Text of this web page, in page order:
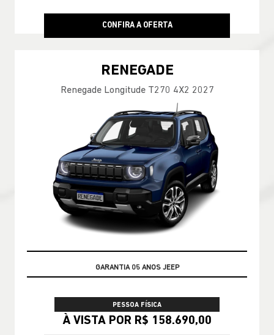
CONFIRA A OFERTA
RENEGADE
Renegade Longitude T270 4X2 2027
SUPER VALORIZAÇÃO NO SEU USADO
PESSOA FÍSICA
À VISTA POR R$ 158.690,00